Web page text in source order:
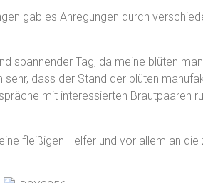
gab es Anregungen durch
spannender Tag, da meine blüten
sehr, dass der Stand der blüten
mit interessierten Brautpaaren
fleißigen Helfer und vor allem an